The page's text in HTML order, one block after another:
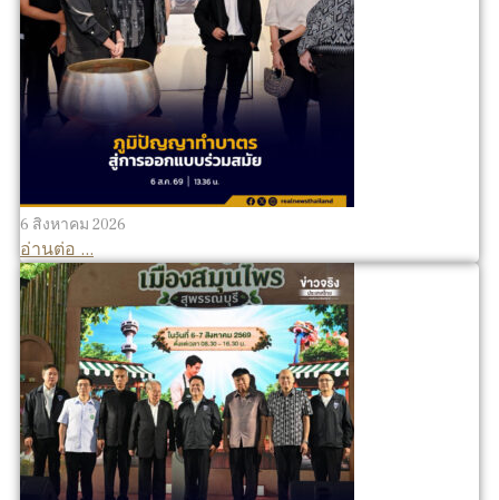
6 สิงหาคม 2026
อ่านต่อ ...